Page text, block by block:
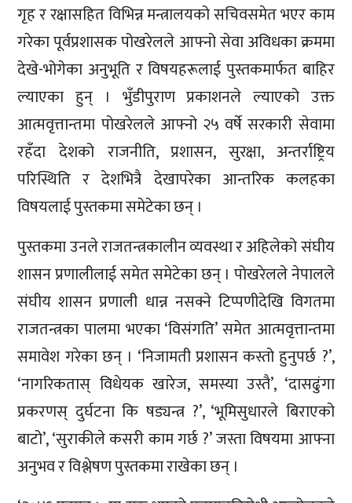
गृह र रक्षासहित विभिन्न मन्त्रालयको सचिवसमेत भएर काम
गरेका पूर्वप्रशासक पोखरेलले आफ्नो सेवा अविधका क्रममा
देखे-भोगेका अनुभूति र विषयहरूलाई पुस्तकमार्फत बाहिर
ल्याएका हुन् । भुँडीपुराण प्रकाशनले ल्याएको उक्त
आत्मवृत्तान्तमा पोखरेलले आफ्नो २५ वर्षे सरकारी सेवामा
रहँदा देशको राजनीति, प्रशासन, सुरक्षा, अन्तर्राष्ट्रिय
परिस्थिति र देशभित्रै देखापरेका आन्तरिक कलहका
विषयलाई पुस्तकमा समेटेका छन् ।
पुस्तकमा उनले राजतन्त्रकालीन व्यवस्था र अहिलेको संघीय
शासन प्रणालीलाई समेत समेटेका छन् । पोखरेलले नेपालले
संघीय शासन प्रणाली धान्न नसक्ने टिप्पणीदेखि विगतमा
राजतन्त्रका पालमा भएका ‘विसंगति’ समेत आत्मवृत्तान्तमा
समावेश गरेका छन् । ‘निजामती प्रशासन कस्तो हुनुपर्छ ?’,
‘नागरिकतास् विधेयक खारेज, समस्या उस्तै’, ‘दासढुंगा
प्रकरणस् दुर्घटना कि षड्यन्त्र ?’, ‘भूमिसुधारले बिराएको
बाटो’, ‘सुराकीले कसरी काम गर्छ ?’ जस्ता विषयमा आफ्ना
अनुभव र विश्लेषण पुस्तकमा राखेका छन् ।